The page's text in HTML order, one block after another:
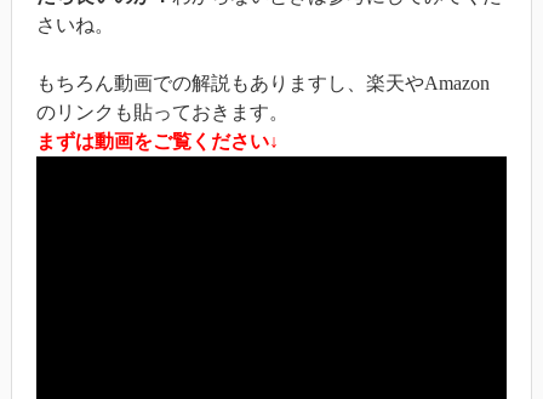
さいね。
もちろん動画での解説もありますし、楽天やAmazon
のリンクも貼っておきます。
まずは動画をご覧ください↓